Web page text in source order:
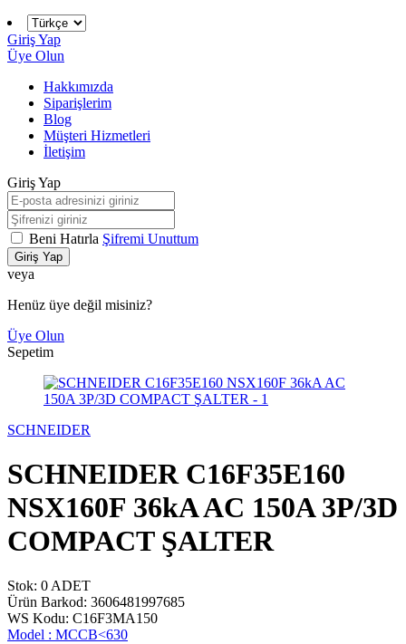
Giriş Yap
Üye Olun
Hakkımızda
Siparişlerim
Blog
Müşteri Hizmetleri
İletişim
Giriş Yap
Beni Hatırla Şifremi Unuttum
Giriş Yap
veya
Henüz üye değil misiniz?
Üye Olun
Sepetim
SCHNEIDER
SCHNEIDER C16F35E160
NSX160F 36kA AC 150A 3P/3D
COMPACT ŞALTER
Stok: 0 ADET
Ürün Barkod: 3606481997685
WS Kodu: C16F3MA150
Model : MCCB<630